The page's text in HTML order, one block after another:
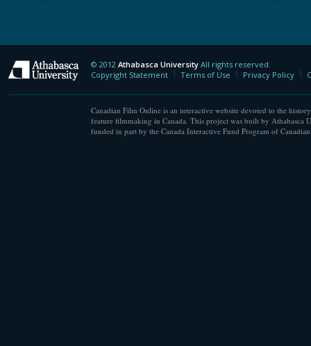
Athabasca University
© 2012 Athabasca University All rights reserved.
Copyright Statement
Terms of Use Privacy Policy
Canadian Film Online is an interactive website devoted to the
feature filmmaking in Canada. This project was built by Athabasca
funded in part by the Canada Interactive Fund Program of